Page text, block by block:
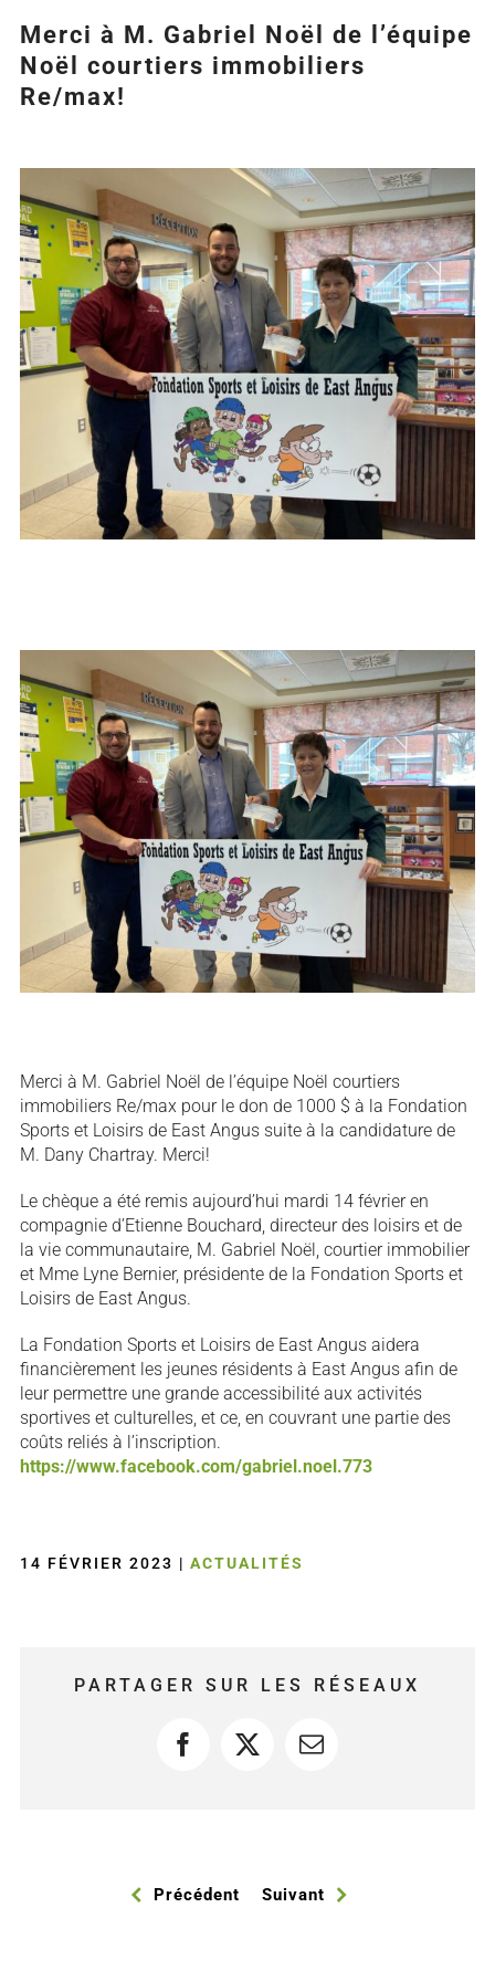
Merci à M. Gabriel Noël de l’équipe
Noël courtiers immobiliers
Re/max!
l&apos;image
Merci à M. Gabriel Noël de l’équipe Noël courtiers
immobiliers Re/max pour le don de 1000 $ à la Fondation
Sports et Loisirs de East Angus suite à la candidature de
M. Dany Chartray. Merci!
Le chèque a été remis aujourd’hui mardi 14 février en
compagnie d’Etienne Bouchard, directeur des loisirs et de
la vie communautaire, M. Gabriel Noël, courtier immobilier
et Mme Lyne Bernier, présidente de la Fondation Sports et
Loisirs de East Angus.
La Fondation Sports et Loisirs de East Angus aidera
financièrement les jeunes résidents à East Angus afin de
leur permettre une grande accessibilité aux activités
sportives et culturelles, et ce, en couvrant une partie des
coûts reliés à l’inscription.
https://www.facebook.com/gabriel.noel.773
14 FÉVRIER 2023 | ACTUALITÉS
PARTAGER SUR LES RÉSEAUX
Facebook
X Courriel
Précédent Suivant